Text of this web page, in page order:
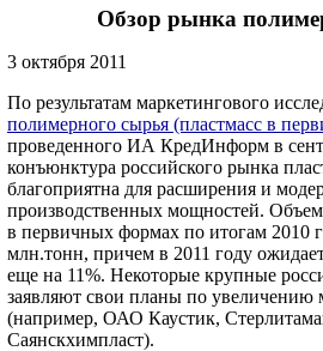
Обзор рынка
3 октября 2011
По результатам маркетингового
полимерного сырья (пластмасс в
проведенного ИА КредИнформ в
конъюнктура российского рынка
благоприятна для расширения и
производственных мощностей. Объем
в первичных формах по итогам 2010
млн.тонн, причем в 2011 году
еще на 11%. Некоторые крупные
заявляют свои планы по увеличению
(например, ОАО Каустик,
Саянскхимпласт).